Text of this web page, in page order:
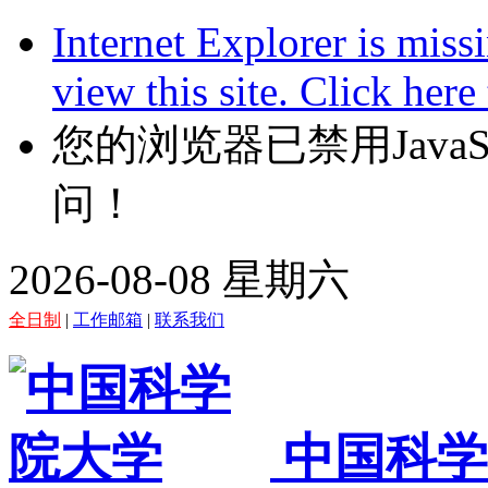
Internet Explorer is
view this site. Click
您的浏览器已禁用
问！
2026-08-08 星期六
全日制 | 工作邮箱 | 联系我们
中国科